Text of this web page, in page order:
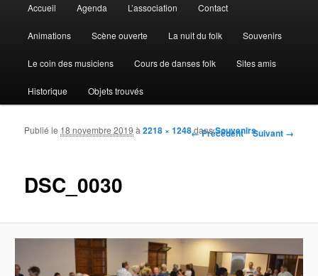
Aller au contenu principal
Aller au contenu secondaire
Accueil Agenda L’association Contact
Animations Scène ouverte La nuit du folk Souvenirs
Le coin des musiciens Cours de danses folk Sites amis
Historique Objets trouvés
Navigation des images
← Précédent Suivant →
DSC_0030
Publié le 18 novembre 2019 à2218 × 1248dansSouvenirs